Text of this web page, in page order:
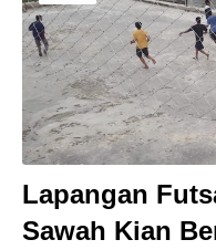
Lapangan
Sawah Kian